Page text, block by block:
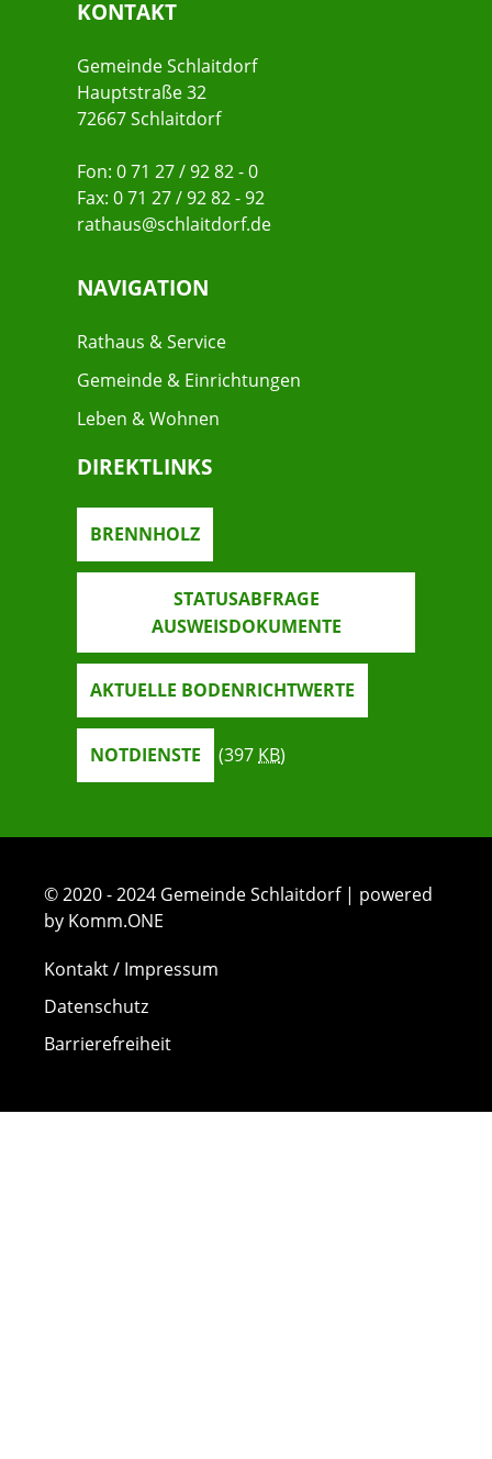
KONTAKT
Gemeinde Schlaitdorf
Hauptstraße 32
72667 Schlaitdorf
Fon: 0 71 27 / 92 82 - 0
Fax: 0 71 27 / 92 82 - 92
rathaus@schlaitdorf.de
NAVIGATION
Rathaus & Service
Gemeinde & Einrichtungen
Leben & Wohnen
DIREKTLINKS
BRENNHOLZ
STATUSABFRAGE
AUSWEISDOKUMENTE
AKTUELLE BODENRICHTWERTE
NOTDIENSTE (397 KB)
© 2020 - 2024 Gemeinde Schlaitdorf | powered
by Komm.ONE
Kontakt / Impressum
Datenschutz
Barrierefreiheit